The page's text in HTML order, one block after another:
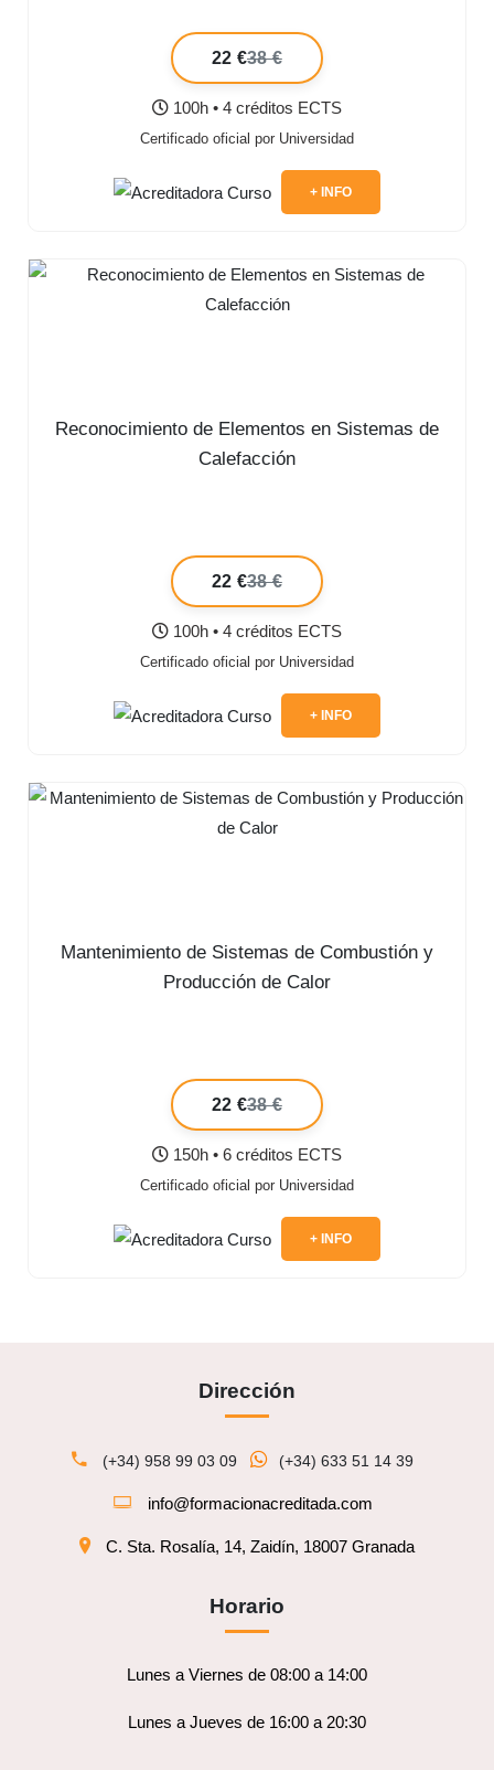
22 €38 €
100h • 4 créditos ECTS
Certificado oficial por Universidad
+ INFO
Reconocimiento de Elementos en Sistemas de
Calefacción
22 €38 €
100h • 4 créditos ECTS
Certificado oficial por Universidad
+ INFO
Mantenimiento de Sistemas de Combustión y
Producción de Calor
22 €38 €
150h • 6 créditos ECTS
Certificado oficial por Universidad
+ INFO
Dirección
(+34) 958 99 03 09 (+34) 633 51 14 39
info@formacionacreditada.com
C. Sta. Rosalía, 14, Zaidín, 18007 Granada
Horario
Lunes a Viernes de 08:00 a 14:00
Lunes a Jueves de 16:00 a 20:30